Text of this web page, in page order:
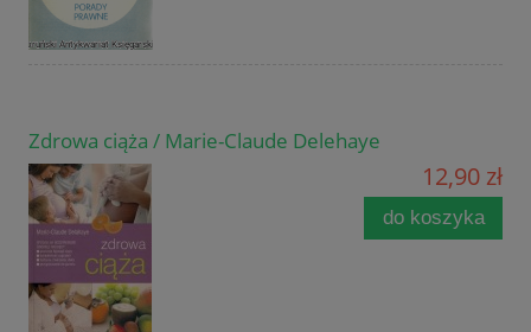
Zdrowa ciąża / Marie-Claude Delehaye
12,90 zł
do koszyka